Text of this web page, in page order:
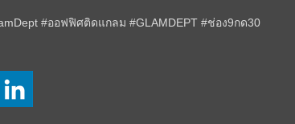
#ออฟฟิศติดแกลม #GLAMDEPT #ช่อง9กด30